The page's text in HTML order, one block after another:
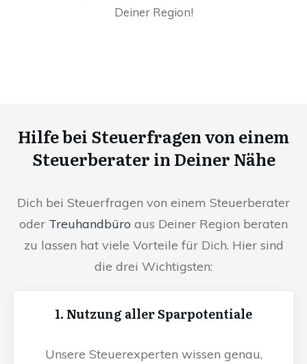
Deiner Region!
Hilfe bei Steuerfragen von einem
Steuerberater in Deiner Nähe
Dich bei Steuerfragen von einem Steuerberater
oder Treuhandbüro aus Deiner Region beraten
zu lassen hat viele Vorteile für Dich. Hier sind
die drei Wichtigsten:
1. Nutzung aller Sparpotentiale
Unsere Steuerexperten wissen genau,